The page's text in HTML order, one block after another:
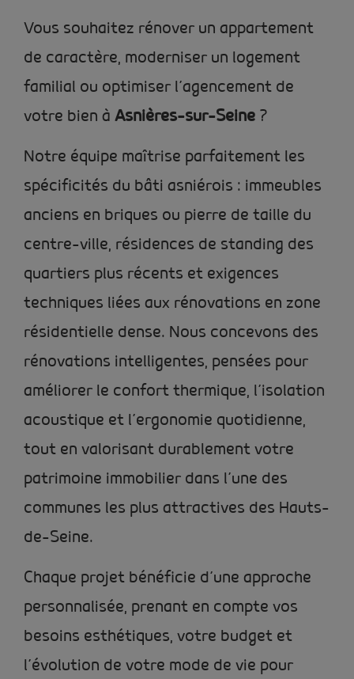
Vous souhaitez rénover un appartement
de caractère, moderniser un logement
familial ou optimiser l’agencement de
votre bien à Asnières-sur-Seine ?
Notre équipe maîtrise parfaitement les
spécificités du bâti asniérois : immeubles
anciens en briques ou pierre de taille du
centre-ville, résidences de standing des
quartiers plus récents et exigences
techniques liées aux rénovations en zone
résidentielle dense. Nous concevons des
rénovations intelligentes, pensées pour
améliorer le confort thermique, l’isolation
acoustique et l’ergonomie quotidienne,
tout en valorisant durablement votre
patrimoine immobilier dans l’une des
communes les plus attractives des Hauts-
de-Seine.
Chaque projet bénéficie d’une approche
personnalisée, prenant en compte vos
besoins esthétiques, votre budget et
l’évolution de votre mode de vie pour